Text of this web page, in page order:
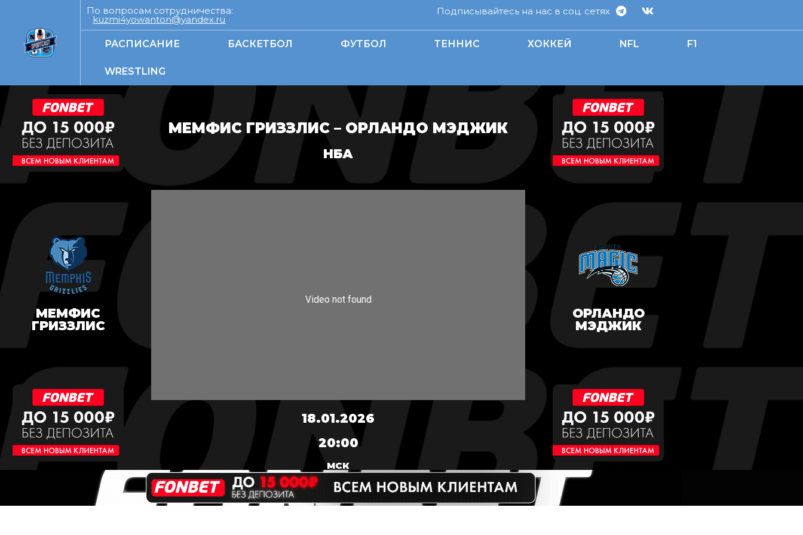
По вопросам сотрудничества:
kuzmi4yowanton@yandex.ru
Подписывайтесь на нас в соц. сетях
РАСПИСАНИЕ БАСКЕТБОЛ ФУТБОЛ ТЕННИС ХОККЕЙ NFL F1
WRESTLING
МЕМФИС
ГРИЗЗЛИС
МЕМФИС ГРИЗЗЛИС – ОРЛАНДО МЭДЖИК
НБА
18.01.2026
20:00
МСК
ОРЛАНДО
МЭДЖИК